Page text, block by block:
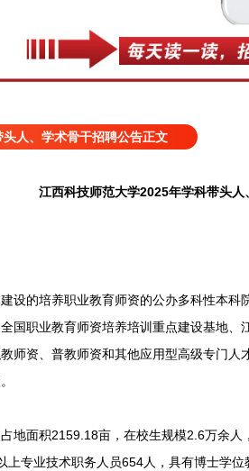
人、学术骨干招聘公告正文
江西科技师范大学2025年学科带头
的培养职业教育师资的公办多科性本科
国职业教育师资培养培训重点建设基地
师资、普教师资和其他应用型高级专门人
面积2159.18亩，在校生规模2.6万余人
上专业技术职务人员654人，具有博士学